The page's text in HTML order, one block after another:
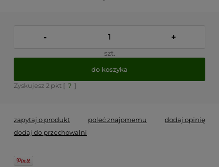
- +
szt.
do koszyka
Zyskujesz 2 pkt [ ? ]
zapytaj o produkt poleć znajomemu
dodaj opinię
dodaj do przechowalni